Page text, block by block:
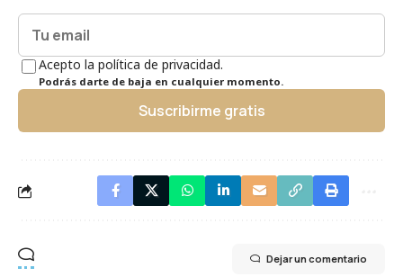
Acepto la política de privacidad.
Podrás darte de baja en cualquier momento.
Suscribirme gratis
Dejar un comentario